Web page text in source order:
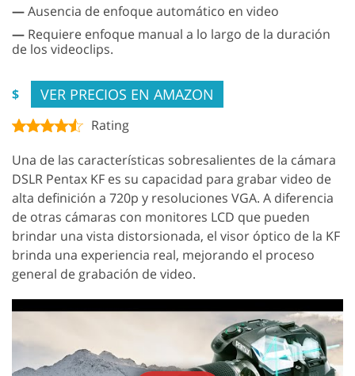
—Ausencia de enfoque automático en video
— Requiere enfoque manual a lo largo de la duración
de los videoclips.
$ VER PRECIOS EN AMAZON
Rating
Una de las características sobresalientes de la cámara
DSLR Pentax KF es su capacidad para grabar video de
alta definición a 720p y resoluciones VGA. A diferencia
de otras cámaras con monitores LCD que pueden
brindar una vista distorsionada, el visor óptico de la KF
brinda una experiencia real, mejorando el proceso
general de grabación de video.